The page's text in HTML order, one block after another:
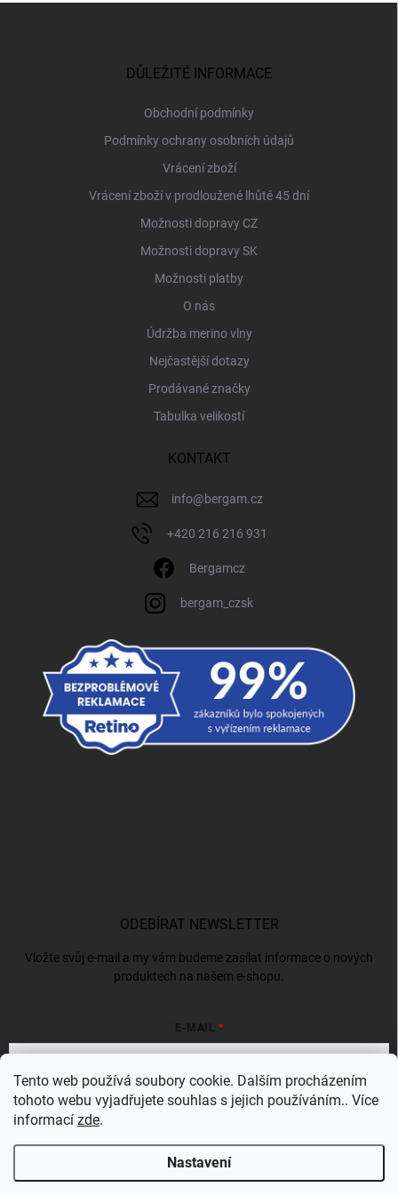
Tento web používá soubory cookie. Dalším procházením
tohoto webu vyjadřujete souhlas s jejich používáním.. Více
informací zde.
Nastavení
DŮLEŽITÉ INFORMACE
Obchodní podmínky
Podmínky ochrany osobních údajů
Vrácení zboží
Vrácení zboží v prodloužené lhůtě 45 dní
Možnosti dopravy CZ
Možnosti dopravy SK
Možnosti platby
O nás
Údržba merino vlny
Nejčastější dotazy
Prodávané značky
Tabulka velikostí
KONTAKT
info@bergam.cz
+420 216 216 931
Bergamcz
bergam_czsk
ODEBÍRAT NEWSLETTER
Vložte svůj e-mail a my vám budeme zasílat informace o nových
produktech na našem e-shopu.
E-MAIL
Vložením e-mailu souhlasíte s
Přihlásit se